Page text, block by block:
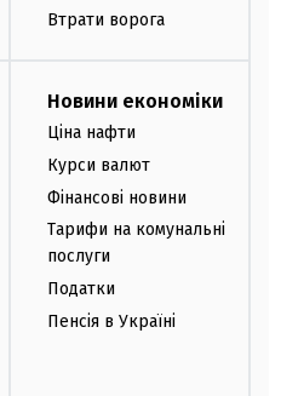
Втрати ворога
Новини економіки
Ціна нафти
Курси валют
Фінансові новини
Тарифи на комунальні
послуги
Податки
Пенсія в Україні